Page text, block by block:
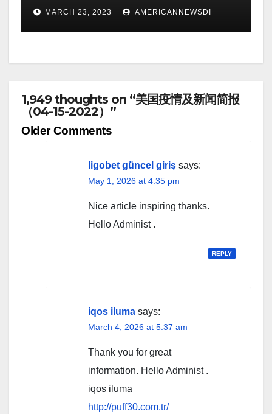
MARCH 23, 2023 AMERICANNEWSDI
1,949 thoughts on “美国疫情及新闻简报
（04-15-2022）”
Comment
Older Comments
ligobet güncel giriş says:
May 1, 2026 at 4:35 pm
Nice article inspiring thanks.
Hello Administ .
REPLY
iqos iluma says:
March 4, 2026 at 5:37 am
Thank you for great
information. Hello Administ .
iqos iluma
http://puff30.com.tr/